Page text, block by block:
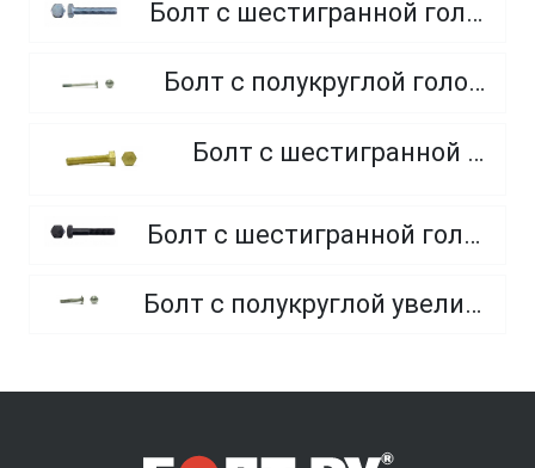
Болт с шестигранной головкой, полная резьба, класс прочности 10.9 и 12.9
Болт с полукруглой головкой и квадратным подголовником
Болт с шестигранной головкой, из латуни
Болт с шестигранной головкой, неполная резьба, класс прочности 10.9 и 12.9
Болт с полукруглой увеличенной головкой и усом класса точности C (мебельный)